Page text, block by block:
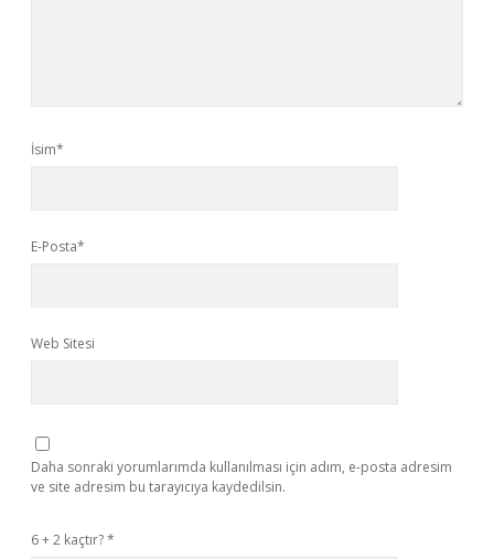
İsim*
E-Posta*
Web Sitesi
Daha sonraki yorumlarımda kullanılması için adım, e-posta adresim
ve site adresim bu tarayıcıya kaydedilsin.
6 + 2 kaçtır?*